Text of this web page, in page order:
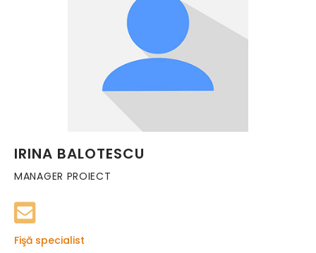
IRINA BALOTESCU
MANAGER PROIECT
Fişă specialist